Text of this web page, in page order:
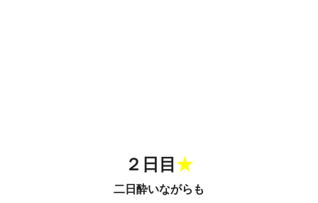
２日目 ★
二日酔いながらも